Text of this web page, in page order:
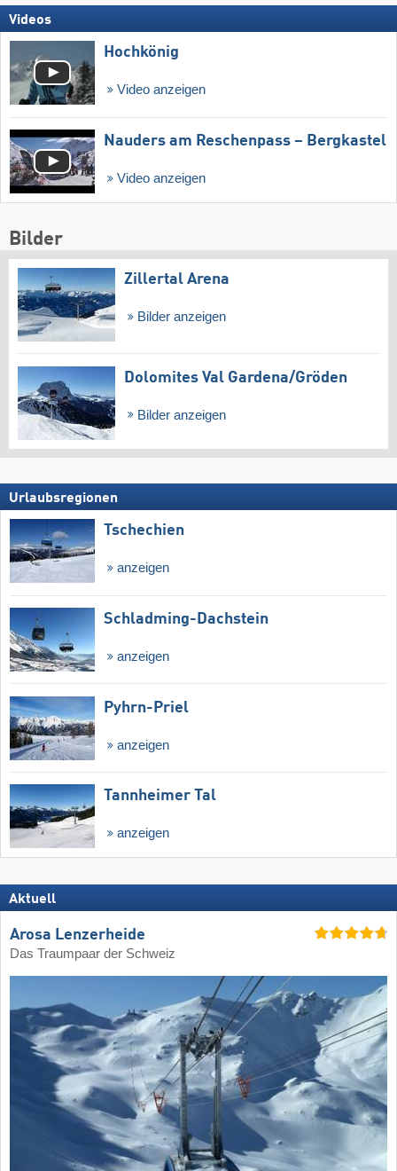
Videos
Hochkönig
Video anzeigen
Nauders am Reschenpass – Bergkastel
Video anzeigen
Bilder
Zillertal Arena
Bilder anzeigen
Dolomites Val Gardena/​Gröden
Bilder anzeigen
Urlaubsregionen
Tschechien
anzeigen
Schladming-Dachstein
anzeigen
Pyhrn-Priel
anzeigen
Tannheimer Tal
anzeigen
Aktuell
Arosa Lenzerheide
Das Traumpaar der Schweiz